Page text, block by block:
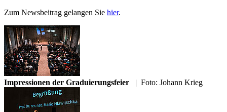
Zum Newsbeitrag gelangen Sie hier.
Impressionen der Graduierungsfeier | Foto: Johann Krieg